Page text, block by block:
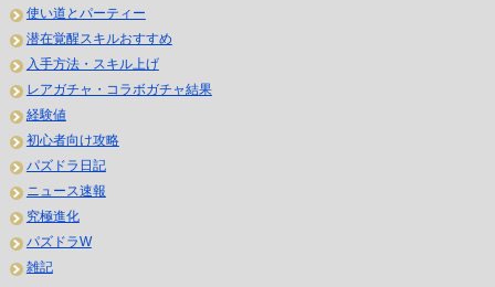
使い道とパーティー
潜在覚醒スキルおすすめ
入手方法・スキル上げ
レアガチャ・コラボガチャ結果
経験値
初心者向け攻略
パズドラ日記
ニュース速報
究極進化
パズドラW
雑記